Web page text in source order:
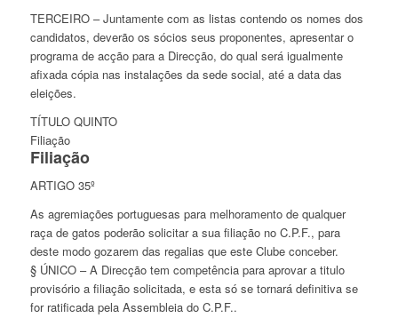
TERCEIRO – Juntamente com as listas contendo os nomes dos
candidatos, deverão os sócios seus proponentes, apresentar o
programa de acção para a Direcção, do qual será igualmente
afixada cópia nas instalações da sede social, até a data das
eleições.
TÍTULO QUINTO
Filiação
Filiação
ARTIGO 35º
As agremiações portuguesas para melhoramento de qualquer
raça de gatos poderão solicitar a sua filiação no C.P.F., para
deste modo gozarem das regalias que este Clube conceber.
§ ÚNICO – A Direcção tem competência para aprovar a titulo
provisório a filiação solicitada, e esta só se tornará definitiva se
for ratificada pela Assembleia do C.P.F..